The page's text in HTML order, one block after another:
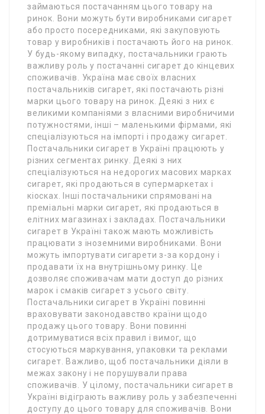
займаються постачанням цього товару на
ринок. Вони можуть бути виробниками сигарет
або просто посередниками, які закуповують
товар у виробників і постачають його на ринок.
У будь-якому випадку, постачальники грають
важливу роль у постачанні сигарет до кінцевих
споживачів. Україна має своїх власних
постачальників сигарет, які постачають різні
марки цього товару на ринок. Деякі з них є
великими компаніями з власними виробничими
потужностями, інші – маленькими фірмами, які
спеціалізуються на імпорті і продажу сигарет.
Постачальники сигарет в Україні працюють у
різних сегментах ринку. Деякі з них
спеціалізуються на недорогих масових марках
сигарет, які продаються в супермаркетах і
кіосках. Інші постачальники спрямовані на
преміальні марки сигарет, які продаються в
елітних магазинах і закладах. Постачальники
сигарет в Україні також мають можливість
працювати з іноземними виробниками. Вони
можуть імпортувати сигарети з-за кордону і
продавати їх на внутрішньому ринку. Це
дозволяє споживачам мати доступ до різних
марок і смаків сигарет з усього світу.
Постачальники сигарет в Україні повинні
враховувати законодавство країни щодо
продажу цього товару. Вони повинні
дотримуватися всіх правил і вимог, що
стосуються маркування, упаковки та реклами
сигарет. Важливо, щоб постачальники діяли в
межах закону і не порушували права
споживачів. У цілому, постачальники сигарет в
Україні відіграють важливу роль у забезпеченні
доступу до цього товару для споживачів. Вони